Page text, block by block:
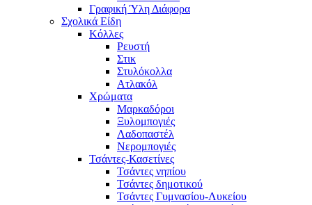
Γραφική Ύλη Διάφορα
Σχολικά Είδη
Κόλλες
Ρευστή
Στικ
Στυλόκολλα
Ατλακόλ
Χρώματα
Μαρκαδόροι
Ξυλομπογιές
Λαδοπαστέλ
Νερομπογιές
Τσάντες-Κασετίνες
Τσάντες νηπίου
Τσάντες δημοτικού
Τσάντες Γυμνασίου-Λυκείου